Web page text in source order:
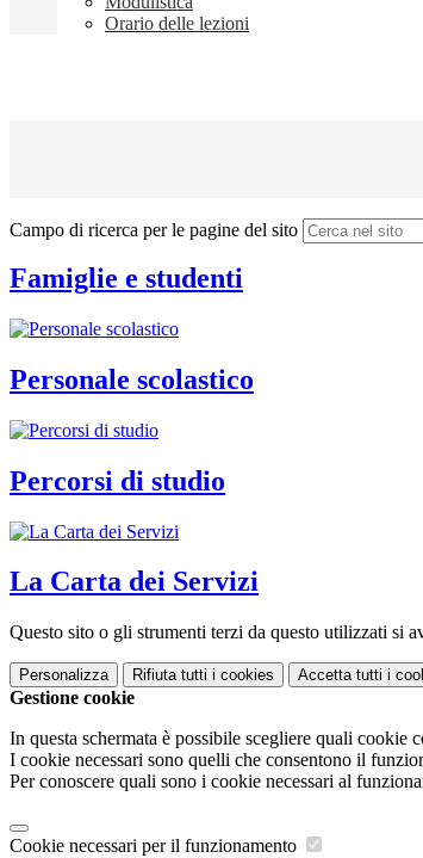
Orario delle lezioni
Campo di ricerca per le pagine del sito
Famiglie e studenti
Personale scolastico
Percorsi di studio
La Carta dei Servizi
Questo sito o gli strumenti terzi da questo utilizzati si
Personalizza Rifiuta tutti i cookies Accetta tutti i
Gestione cookie
In questa schermata è possibile scegliere quali cookie
I cookie necessari sono quelli che consentono il
Per conoscere quali sono i cookie necessari al
Cookie necessari per il funzionamento